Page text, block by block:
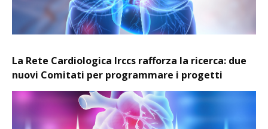
La Rete Cardiologica Irccs rafforza la ricerca: due
nuovi Comitati per programmare i progetti